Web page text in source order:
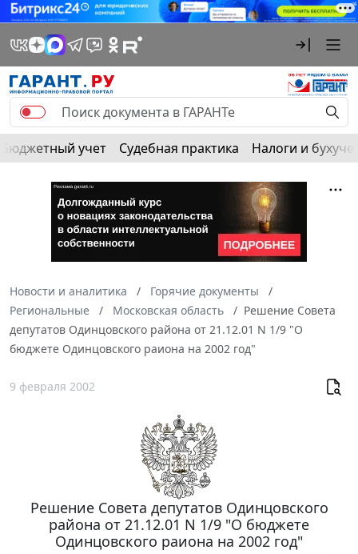
Бюджетный учет Судебная практика Налоги и
Новости и аналитика
Горячие документы
Региональные
Московская область
Решение Совета
депутатов Одинцовского района от 21.12.01 N 1/9 "О
бюджете Одинцовского раиона на 2002 год"
9 февраля 2002
Решение Совета депутатов Одинцовского
района от 21.12.01 N 1/9 "О бюджете
Одинцовского раиона на 2002 год"